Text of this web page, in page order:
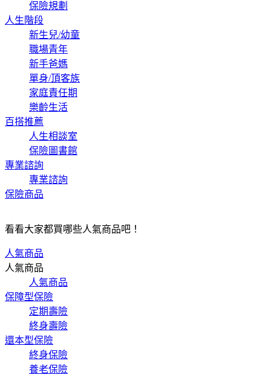
保險規劃
人生階段
新生兒/幼童
職場青年
新手爸媽
單身/頂客族
家庭責任期
樂齡生活
百搭推薦
人生相談室
保險圖書館
專業諮詢
專業諮詢
保險商品
看看大家都買哪些人氣商品吧！
人氣商品
人氣商品
人氣商品
保障型保險
定期壽險
終身壽險
還本型保險
終身保險
養老保險